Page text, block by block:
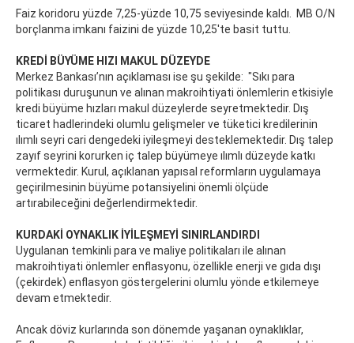
Faiz koridoru yüzde 7,25-yüzde 10,75 seviyesinde kaldı. MB O/N
borçlanma imkanı faizini de yüzde 10,25'te basit tuttu.
KREDİ BÜYÜME HIZI MAKUL DÜZEYDE
Merkez Bankası’nın açıklaması ise şu şekilde: "Sıkı para
politikası duruşunun ve alınan makroihtiyati önlemlerin etkisiyle
kredi büyüme hızları makul düzeylerde seyretmektedir. Dış
ticaret hadlerindeki olumlu gelişmeler ve tüketici kredilerinin
ılımlı seyri cari dengedeki iyileşmeyi desteklemektedir. Dış talep
zayıf seyrini korurken iç talep büyümeye ılımlı düzeyde katkı
vermektedir. Kurul, açıklanan yapısal reformların uygulamaya
geçirilmesinin büyüme potansiyelini önemli ölçüde
artırabileceğini değerlendirmektedir.
KURDAKİ OYNAKLIK İYİLEŞMEYİ SINIRLANDIRDI
Uygulanan temkinli para ve maliye politikaları ile alınan
makroihtiyati önlemler enflasyonu, özellikle enerji ve gıda dışı
(çekirdek) enflasyon göstergelerini olumlu yönde etkilemeye
devam etmektedir.
Ancak döviz kurlarında son dönemde yaşanan oynaklıklar,